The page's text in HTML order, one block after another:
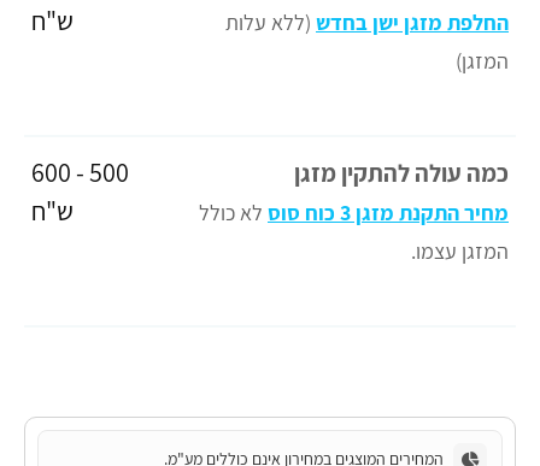
החלפת מזגן ישן בחדש (ללא עלות
המזגן)
ש"ח
כמה עולה להתקין מזגן
מחיר התקנת מזגן 3 כוח סוס
לא כולל
המזגן עצמו.
500 - 600
ש"ח
המחירים המוצגים במחירון אינם כוללים מע"מ.